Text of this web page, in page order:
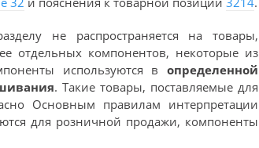
не распространяется на товары,
отдельных компонентов, некоторые из
используются в определенной
. Такие товары, поставляемые для
Основным правилам интерпретации
для розничной продажи, компоненты